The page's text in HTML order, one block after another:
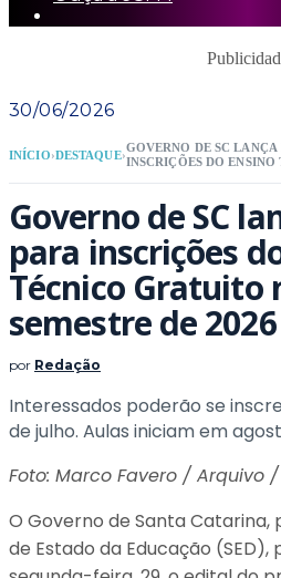
30/06/2026
INÍCIO›DESTAQUE›
GOVERNO DE SC LANÇA
INSCRIÇÕES DO ENSINO
Governo de SC
para inscrições
Técnico Gratuito
semestre de 2026
por Redação
Interessados poderão se
de julho. Aulas iniciam em
Foto: Marco Favero / Arquivo /
O Governo de Santa
de Estado da Educação (SED),